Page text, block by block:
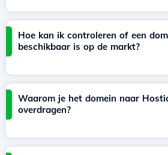
Hoe kan ik controleren of een
beschikbaar is op de markt?
Waarom je het domein naar
overdragen?